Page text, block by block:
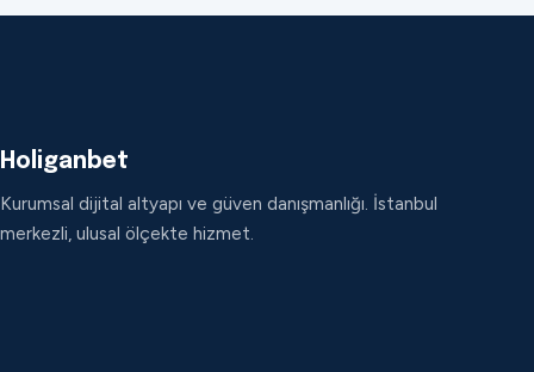
Holiganbet
Kurumsal dijital altyapı ve güven danışmanlığı. İstanbul
merkezli, ulusal ölçekte hizmet.